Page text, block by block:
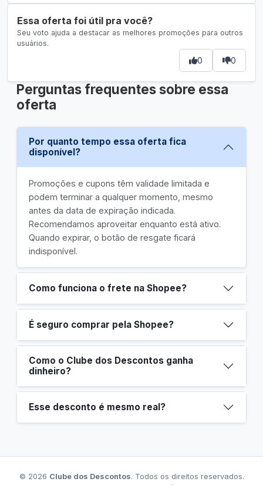
Essa oferta foi útil pra você?
Seu voto ajuda a destacar as melhores promoções para outros
usuários.
0 0
Perguntas frequentes sobre essa
oferta
Por quanto tempo essa oferta fica
disponível?
Promoções e cupons têm validade limitada e
podem terminar a qualquer momento, mesmo
antes da data de expiração indicada.
Recomendamos aproveitar enquanto está ativo.
Quando expirar, o botão de resgate ficará
indisponível.
Como funciona o frete na Shopee?
É seguro comprar pela Shopee?
Como o Clube dos Descontos ganha
dinheiro?
Esse desconto é mesmo real?
© 2026 Clube dos Descontos. Todos os direitos reservados.